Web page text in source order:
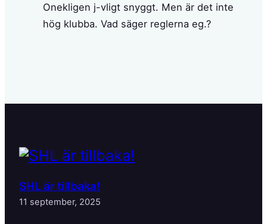
Onekligen j-vligt snyggt. Men är det inte
hög klubba. Vad säger reglerna eg.?
SHL är tillbaka!
11 september, 2025